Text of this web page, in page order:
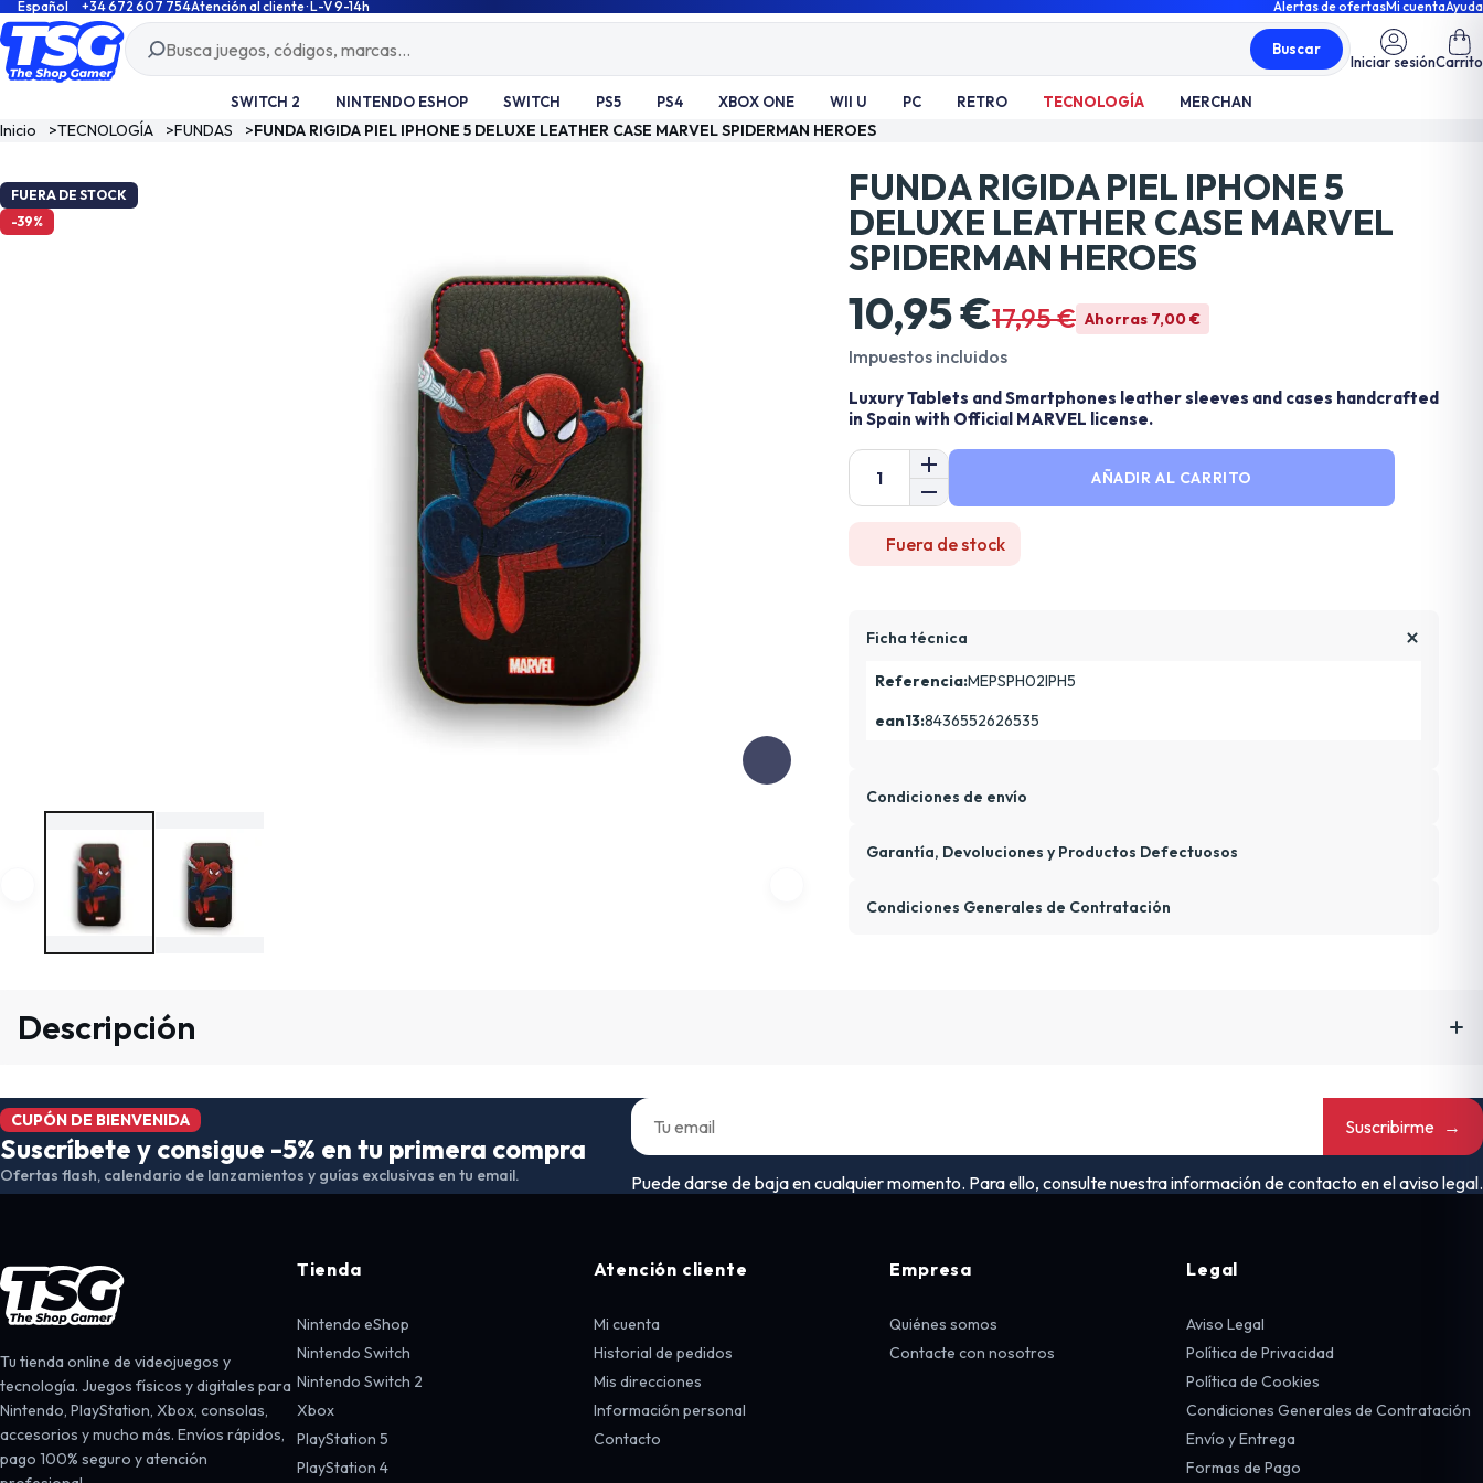
Español +34 672 607 754Atención al cliente · L-V 9-14h Alertas de ofertasMi cuentaAyuda
Buscar
Iniciar sesiónCarrito
SWITCH 2 NINTENDO ESHOP SWITCH PS5 PS4 XBOX ONE WII U PC RETRO TECNOLOGÍA MERCHAN
Inicio >TECNOLOGÍA >FUNDAS >FUNDA RIGIDA PIEL IPHONE 5 DELUXE LEATHER CASE MARVEL SPIDERMAN HEROES
FUERA DE STOCK
-39%
FUNDA RIGIDA PIEL IPHONE 5
DELUXE LEATHER CASE MARVEL
SPIDERMAN HEROES
10,95 €17,95 € Ahorras 7,00 €
Impuestos incluidos
Luxury Tablets and Smartphones leather sleeves and cases handcrafted
in Spain with Official MARVEL license.
AÑADIR AL CARRITO
Fuera de stock
Ficha técnica
Referencia:MEPSPH02IPH5
ean13:8436552626535
Condiciones de envío
Garantía, Devoluciones y Productos Defectuosos
Condiciones Generales de Contratación
Descripción
CUPÓN DE BIENVENIDA
Suscríbete y consigue -5% en tu primera compra
Ofertas flash, calendario de lanzamientos y guías exclusivas en tu email.
Suscribirme →
Puede darse de baja en cualquier momento. Para ello, consulte nuestra información de contacto en el aviso legal.
Tu tienda online de videojuegos y
tecnología. Juegos físicos y digitales para
Nintendo, PlayStation, Xbox, consolas,
accesorios y mucho más. Envíos rápidos,
pago 100% seguro y atención
Tienda
Nintendo eShop
Nintendo Switch
Nintendo Switch 2
Xbox
PlayStation 5
PlayStation 4
Atención cliente
Mi cuenta
Historial de pedidos
Mis direcciones
Información personal
Contacto
Empresa
Quiénes somos
Contacte con nosotros
Legal
Aviso Legal
Política de Privacidad
Política de Cookies
Condiciones Generales de Contratación
Envío y Entrega
Formas de Pago